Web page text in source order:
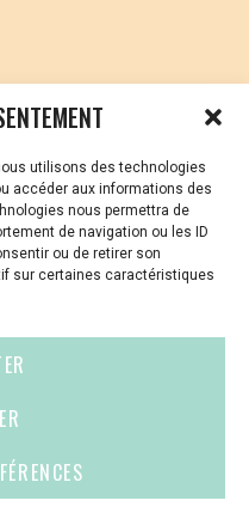
utilisons des technologies
accéder aux informations des
nous permettra de
de navigation ou les ID
ou de retirer son
sur certaines caractéristiques
PSYCHOLOGIQUE ET
victime de VSS ? Ou
en besoin de soutien